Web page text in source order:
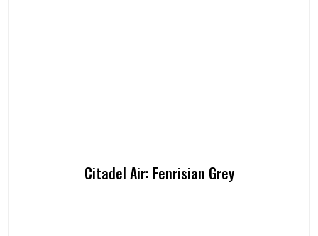
Citadel Air: Fenrisian Grey